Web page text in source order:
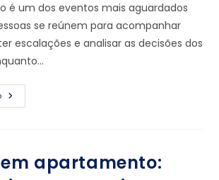
é um dos eventos mais aguardados
se reúnem para acompanhar
escalações e analisar as decisões dos
apartamento: